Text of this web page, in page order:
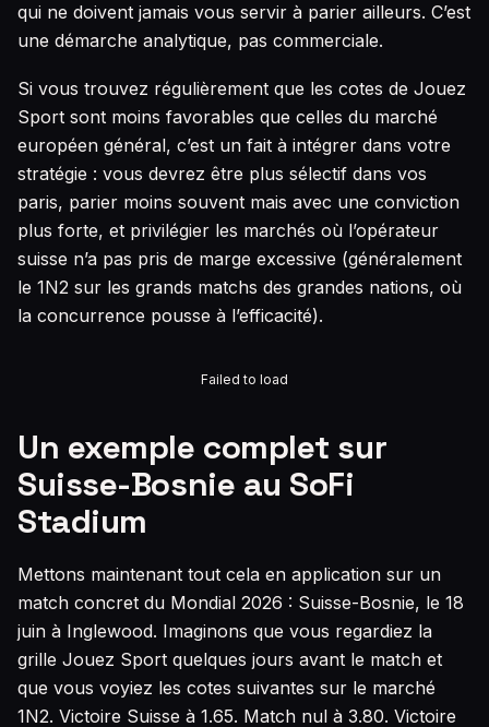
qui ne doivent jamais vous servir à parier ailleurs. C’est
une démarche analytique, pas commerciale.
Si vous trouvez régulièrement que les cotes de Jouez
Sport sont moins favorables que celles du marché
européen général, c’est un fait à intégrer dans votre
stratégie : vous devrez être plus sélectif dans vos
paris, parier moins souvent mais avec une conviction
plus forte, et privilégier les marchés où l’opérateur
suisse n’a pas pris de marge excessive (généralement
le 1N2 sur les grands matchs des grandes nations, où
la concurrence pousse à l’efficacité).
Failed to load
Un exemple complet sur
Suisse-Bosnie au SoFi
Stadium
Mettons maintenant tout cela en application sur un
match concret du Mondial 2026 : Suisse-Bosnie, le 18
juin à Inglewood. Imaginons que vous regardiez la
grille Jouez Sport quelques jours avant le match et
que vous voyiez les cotes suivantes sur le marché
1N2. Victoire Suisse à 1.65. Match nul à 3.80. Victoire